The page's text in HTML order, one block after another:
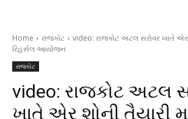
Home રાજકોટ
video: રાજકોટ અટલ સરોવર ખાતે એર
રિહર્સલ આયોજન
રાજકોટ
video: રાજકોટ અટલ
ખાતે એર શોની તૈયારી